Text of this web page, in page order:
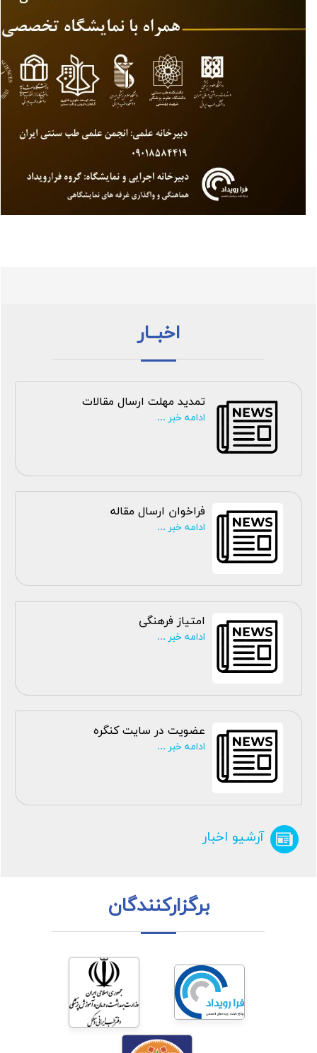
اخبــار
تمدید مهلت ارسال مقالات
ادامه خبر ...
فراخوان ارسال مقاله
ادامه خبر ...
امتیاز فرهنگی
ادامه خبر ...
عضویت در سایت کنگره
ادامه خبر ...
آرشیو اخبار
برگزارکنندگان